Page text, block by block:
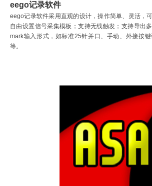
eego记录软件
eego记录软件采用直观的设计，操作简单、灵活，
自由设置信号采集模板；支持无线触发；支持导出
mark输入形式，如标准25针并口、手动、外接按
等。